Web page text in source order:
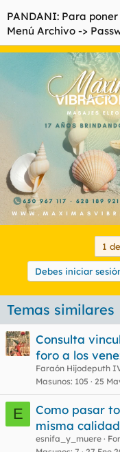
PANDANI: Para
Menú Archivo ->
1
Debes iniciar
Temas similares
Consulta
foro a los
Faraón Hijodeputh
Masunos 105 25
E
Como pasar
misma
esnifa_y_muere